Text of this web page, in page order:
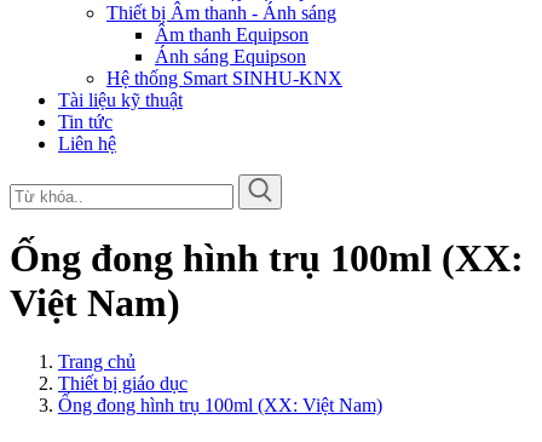
Thiết bị Âm thanh - Ánh sáng
Âm thanh Equipson
Ánh sáng Equipson
Hệ thống Smart SINHU-KNX
Tài liệu kỹ thuật
Tin tức
Liên hệ
Ống đong hình trụ 100ml (XX:
Việt Nam)
Trang chủ
Thiết bị giáo dục
Ống đong hình trụ 100ml (XX: Việt Nam)